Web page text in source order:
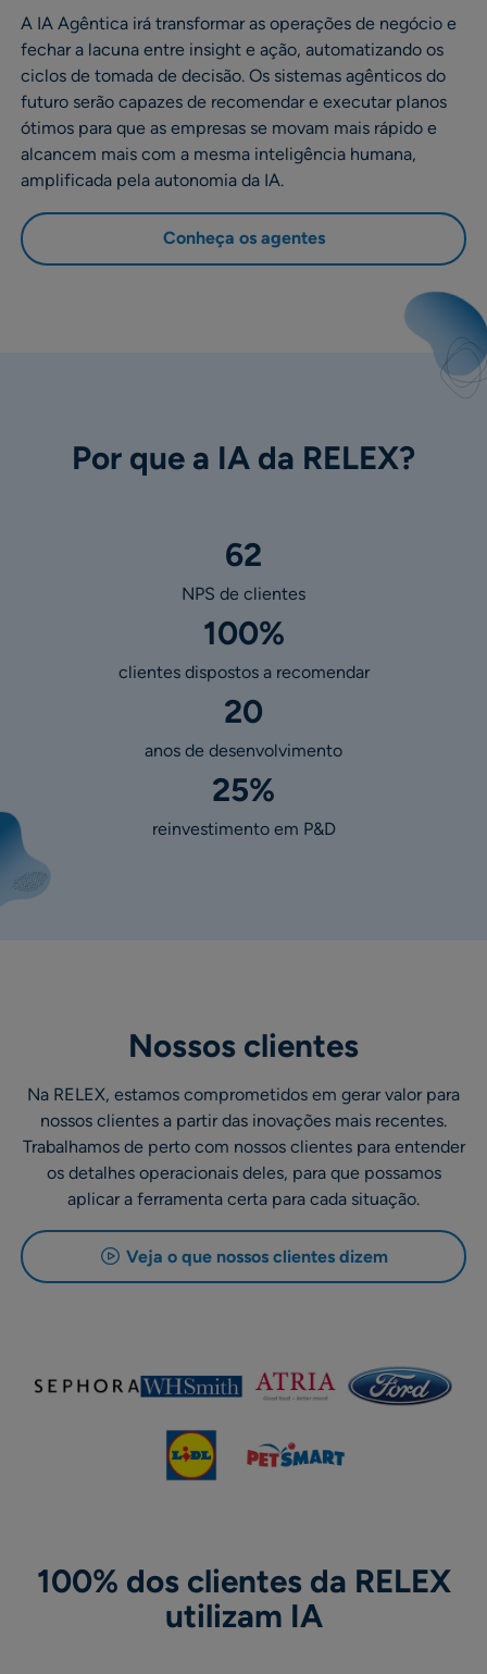
A IA Agêntica irá transformar as operações de negócio e
fechar a lacuna entre insight e ação, automatizando os
ciclos de tomada de decisão. Os sistemas agênticos do
futuro serão capazes de recomendar e executar planos
ótimos para que as empresas se movam mais rápido e
alcancem mais com a mesma inteligência humana,
amplificada pela autonomia da IA.
Conheça os agentes
Por que a IA da RELEX?
62
NPS de clientes
100%
clientes dispostos a recomendar
20
anos de desenvolvimento
25%
reinvestimento em P&D
Nossos clientes
Na RELEX, estamos comprometidos em gerar valor para
nossos clientes a partir das inovações mais recentes.
Trabalhamos de perto com nossos clientes para entender
os detalhes operacionais deles, para que possamos
aplicar a ferramenta certa para cada situação.
Veja o que nossos clientes dizem
100% dos clientes da RELEX
utilizam IA